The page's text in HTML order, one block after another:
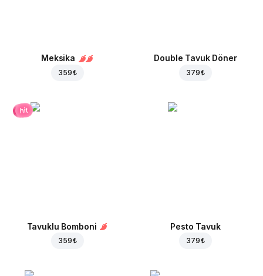
Meksika
359 ₺
Double Tavuk Döner
379 ₺
hit
Tavuklu Bomboni
359 ₺
Pesto Tavuk
379 ₺